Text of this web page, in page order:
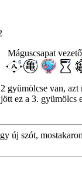
Máguscsapat
gyümölcse van,
ez a 3. gyümölcs
új szót,